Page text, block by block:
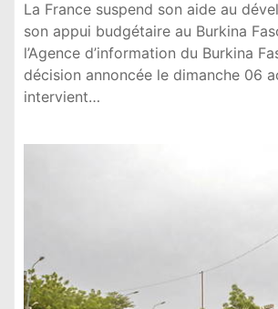
La France suspend son aide au
son appui budgétaire au Burkina
l’Agence d’information du Burkina
décision annoncée le dimanche 06
intervient…